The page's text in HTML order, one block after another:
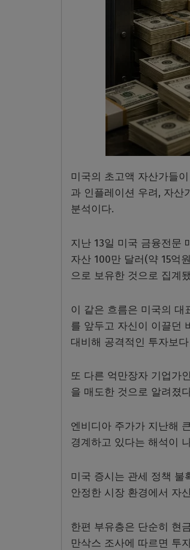
미국의 초고액 자산가들
과 인플레이션 우려, 자산
분석이다.
지난 13일 미국 금융전문
자산 100만 달러(약 15억
으로 보유한 것으로 집계
이 같은 흐름은 미국의 대
를 앞두고 자신이 이끌던
대비해 공격적인 투자보
또 다른 억만장자 기업가
을 매도한 것으로 알려졌
엔비디아 주가가 지난해
경계하고 있다는 해석이
미국 증시는 관세 정책 불
안정한 시장 환경에서 자
한편 부유층은 단순히 현
만삭스 조사에 따르면 투